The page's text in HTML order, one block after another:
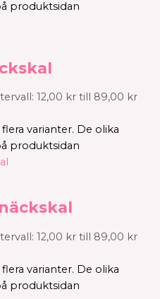
produktsidan
12,00 kr till 89,00 kr
varianter. De olika
produktsidan
12,00 kr till 89,00 kr
varianter. De olika
produktsidan